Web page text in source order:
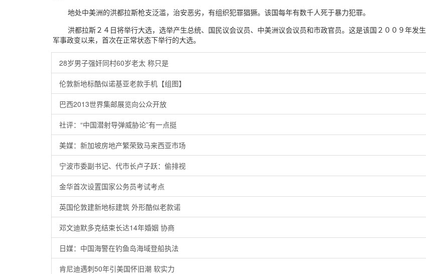
地处中美洲的洪都拉斯枪支泛滥，治安恶劣，有组织犯罪猖獗。该国每年有数千人死于暴力犯罪。
洪都拉斯２４日将举行大选，选举产生总统、国民议会议员、中美洲议会议员和市政官员。这是该国２００９年发生
军事政变以来，首次在正常状态下举行的大选。
28岁男子强奸同村60岁老太 称只是
伦敦新地标酷似诺基亚老款手机【组图】
巴西2013世界集邮展览向公众开放
社评：“中国潜射导弹威胁论”有一点挺
美媒：新加坡房地产繁荣致马来西亚市场
宁波市委副书记、代市长卢子跃：偷排视
金华首次设置国家公务员考试考点
英国伦敦建新地标建筑 外形酷似老款诺
邓文迪默多克结束长达14年婚姻 协商
日媒：中国海警在钓鱼岛海域登船执法
肯尼迪遇刺50年引美国怀旧潮 软实力